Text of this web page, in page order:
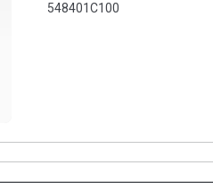
548401C100